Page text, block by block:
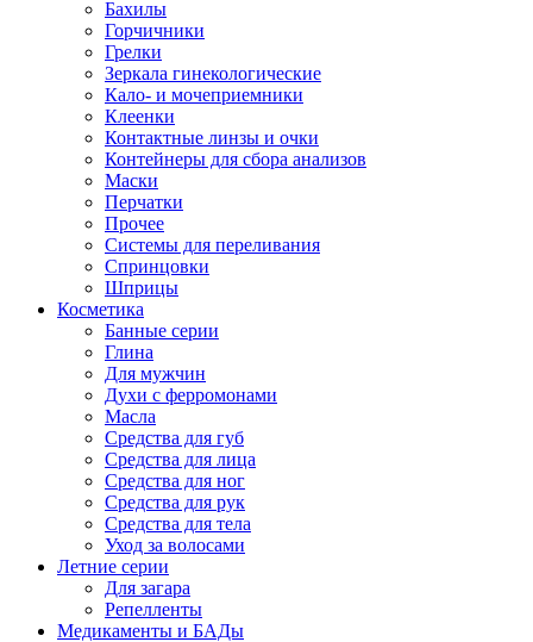
Бахилы
Горчичники
Грелки
Зеркала гинекологические
Кало- и мочеприемники
Клеенки
Контактные линзы и очки
Контейнеры для сбора анализов
Маски
Перчатки
Прочее
Системы для переливания
Спринцовки
Шприцы
Косметика
Банные серии
Глина
Для мужчин
Духи с ферромонами
Масла
Средства для губ
Средства для лица
Средства для ног
Средства для рук
Средства для тела
Уход за волосами
Летние серии
Для загара
Репелленты
Медикаменты и БАДы